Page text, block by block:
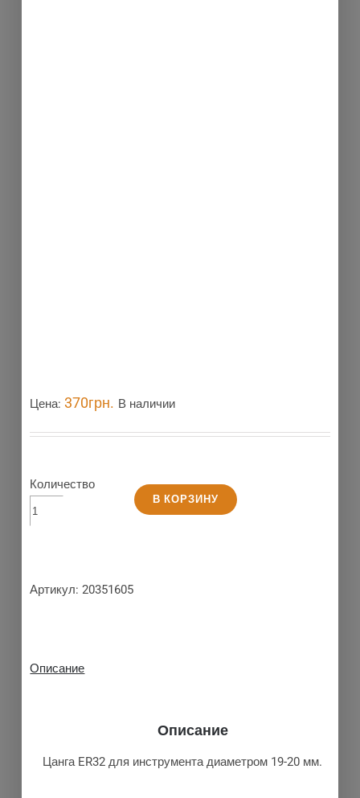
Цена:370грн. В наличии
Количество
В КОРЗИНУ
Артикул:20351605
Описание
Описание
Цанга ER32 для инструмента диаметром 19-20 мм.